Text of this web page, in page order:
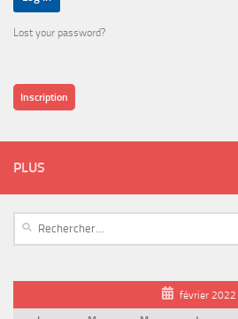
Lost your password?
Inscription
PLUS
février 2022